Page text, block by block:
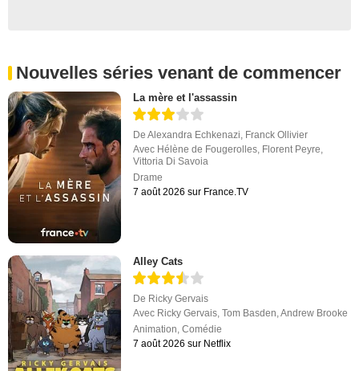
Nouvelles séries venant de commencer
La mère et l'assassin
DeAlexandra Echkenazi, Franck Ollivier
Avec Hélène de Fougerolles, Florent Peyre,
Vittoria Di Savoia
Drame
7 août 2026 sur France.TV
Alley Cats
De Ricky Gervais
Avec Ricky Gervais ,Tom Basden ,Andrew Brooke
Animation ,Comédie
7 août 2026 sur Netflix